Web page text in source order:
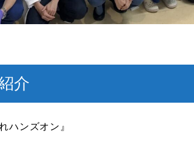
介
ハンズオン』